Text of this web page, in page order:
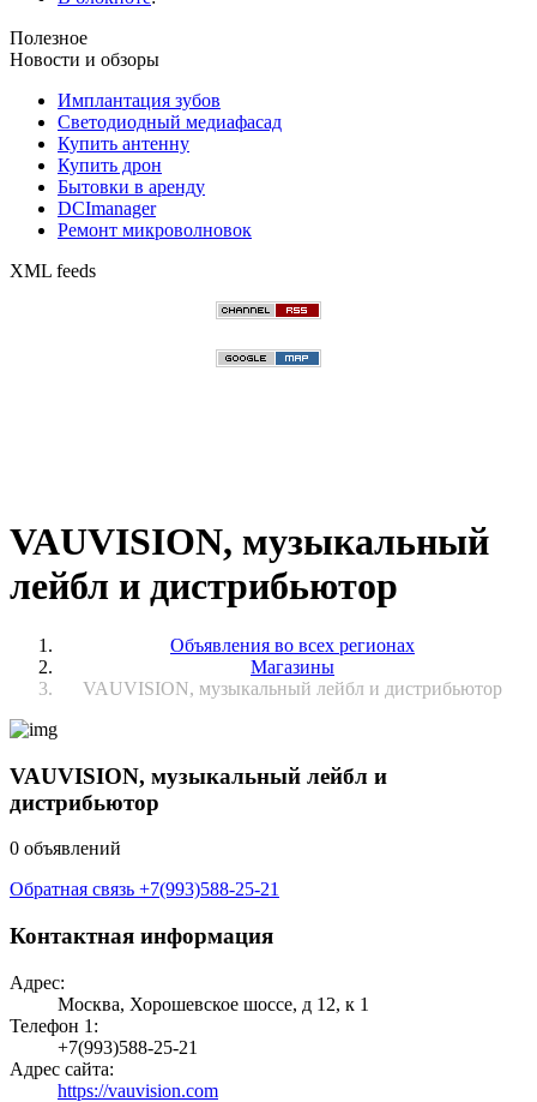
Полезное
Новости и обзоры
Имплантация зубов
Светодиодный медиафасад
Купить антенну
Купить дрон
Бытовки в аренду
DCImanager
Ремонт микроволновок
XML feeds
VAUVISION, музыкальный
лейбл и дистрибьютор
Объявления во всех регионах
Магазины
VAUVISION, музыкальный лейбл и дистрибьютор
VAUVISION, музыкальный лейбл и
дистрибьютор
0 объявлений
Обратная связь +7(993)588-25-21
Контактная информация
Адрес:
Москва, Хорошевское шоссе, д 12, к 1
Телефон 1:
+7(993)588-25-21
Адрес сайта:
https://vauvision.com